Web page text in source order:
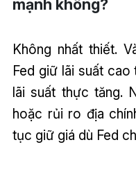
mạnh không?
Không nhất thiết.
Fed giữ lãi suất cao
lãi suất thực tăng.
hoặc rủi ro địa
tục giữ giá dù Fed